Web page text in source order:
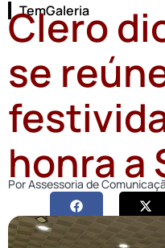
TemGaleria
Clero
se
honra a
PorAssessoria de